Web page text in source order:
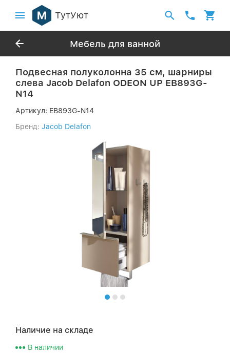
ТутУют
Мебель для ванной
Подвесная полуколонна 35 см, шарниры
слева Jacob Delafon ODEON UP EB893G-
N14
Артикул: EB893G-N14
Бренд: Jacob Delafon
Наличие на складе
В наличии